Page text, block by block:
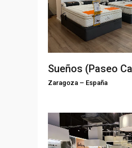
Sueños (Paseo
Zaragoza – España